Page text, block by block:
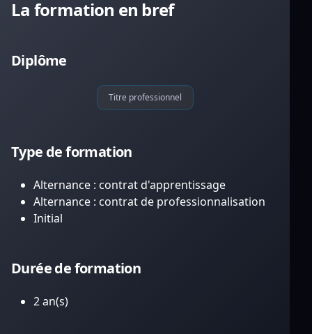
La formation en bref
Diplôme
Titre professionnel
Type de formation
Alternance : contrat d'apprentissage
Alternance : contrat de professionnalisation
Initial
Durée de formation
2 an(s)